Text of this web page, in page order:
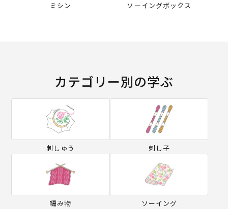
ミシン ソーイングボックス
カテゴリー別の学ぶ
刺しゅう 刺し子
編み物 ソーイング